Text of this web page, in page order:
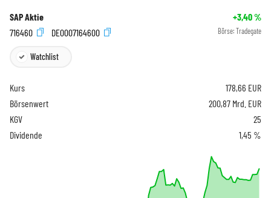
SAP Aktie +3,40%
716460
DE0007164600 Börse: Tradegate
Watchlist
Kurs 178,66 EUR
Börsenwert
200,87 Mrd. EUR
KGV
25
Dividende
1,45 %